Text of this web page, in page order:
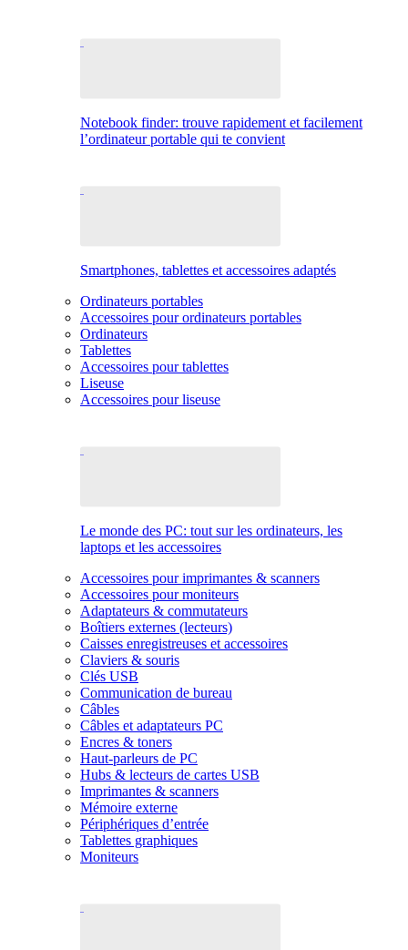
Notebook finder: trouve rapidement et facilement
l’ordinateur portable qui te convient
Smartphones, tablettes et accessoires adaptés
Ordinateurs portables
Accessoires pour ordinateurs portables
Ordinateurs
Tablettes
Accessoires pour tablettes
Liseuse
Accessoires pour liseuse
Le monde des PC: tout sur les ordinateurs, les
laptops et les accessoires
Accessoires pour imprimantes & scanners
Accessoires pour moniteurs
Adaptateurs & commutateurs
Boîtiers externes (lecteurs)
Caisses enregistreuses et accessoires
Claviers & souris
Clés USB
Communication de bureau
Câbles
Câbles et adaptateurs PC
Encres & toners
Haut-parleurs de PC
Hubs & lecteurs de cartes USB
Imprimantes & scanners
Mémoire externe
Périphériques d’entrée
Tablettes graphiques
Moniteurs